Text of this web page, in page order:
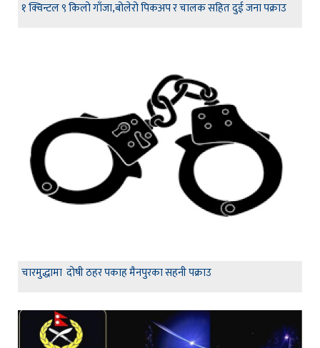
१ क्विन्टल ९ किलो गाँजा,बोलेरो पिकअप र चालक सहित दुई जना पक्राउ
चारमुद्धामा दोषी ठहर पकाह मैनपुरका सहनी पक्राउ